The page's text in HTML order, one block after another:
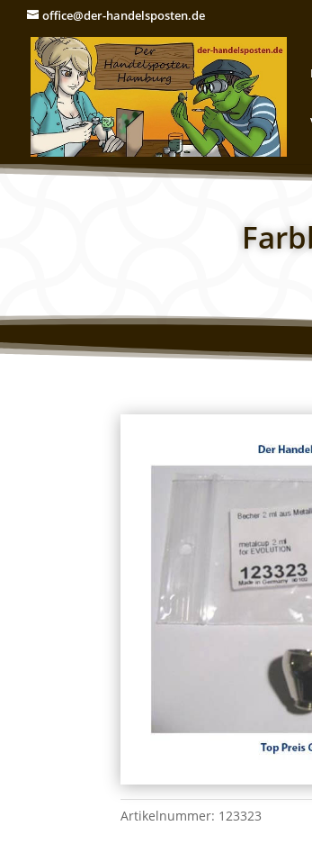
office@der-handelsposten.de
Artikelnummer: 123323